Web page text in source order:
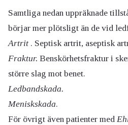
Samtliga nedan uppräknade
börjar mer plötsligt än de vid
Artrit. Septisk artrit, aseptisk
Fraktur. Benskörhetsfraktur i
större slag mot benet.
Ledbandskada.
Meniskskada.
För övrigt även patienter med